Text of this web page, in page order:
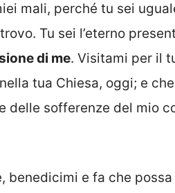
mali, perché tu sei
Tu sei l’eterno
di me. Visitami per il
tua Chiesa, oggi; e
delle sofferenze del mio
benedicimi e fa che